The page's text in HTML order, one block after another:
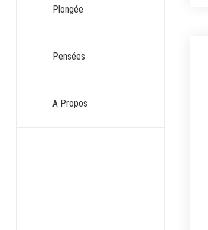
Plongée
Pensées
A Propos